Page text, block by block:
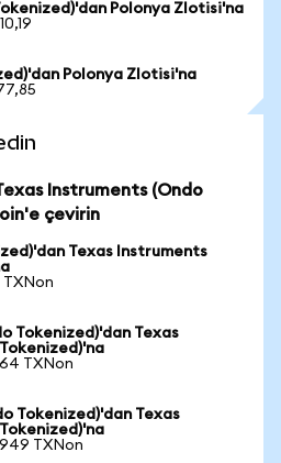
Polonya Zlotisi'na
Polonya Zlotisi'na
Instruments (Ondo
çevirin
Texas Instruments
TXNon
Tokenized)'dan Texas
TXNon
Tokenized)'dan Texas
TXNon